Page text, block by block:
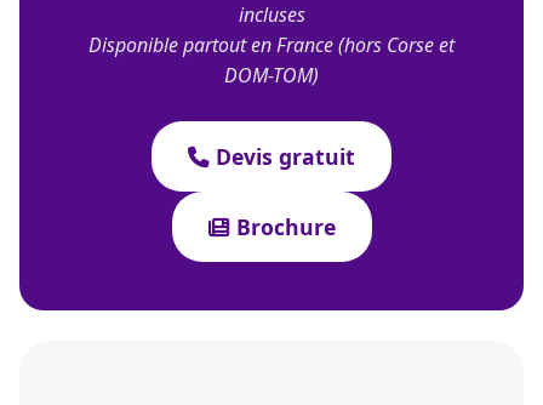
incluses
Disponible partout en France (hors Corse et
DOM-TOM)
Devis gratuit
Brochure